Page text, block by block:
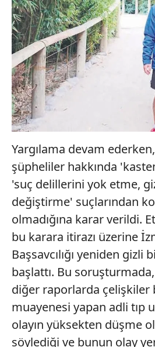
Yargılama devam
şüpheliler hakkında
'suç delillerini yok etme,
değiştirme' suçlarından
olmadığına karar verildi.
bu karara itirazı üzerine
Başsavcılığı yeniden gizli
başlattı. Bu
diğer raporlarda çelişkiler
muayenesi yapan adli tıp
olayın yüksekten düşme
söylediği ve bunun olay